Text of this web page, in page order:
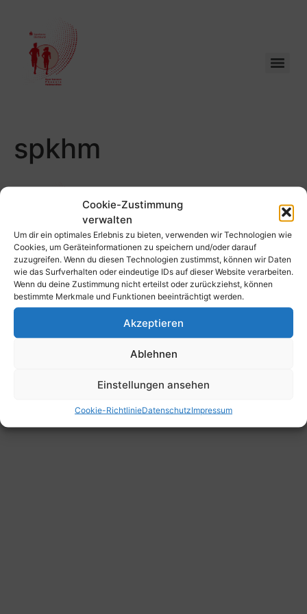
Cookie-Zustimmung
verwalten
Um dir ein optimales Erlebnis zu bieten, verwenden wir Technologien wie
Cookies, um Geräteinformationen zu speichern und/oder darauf
zuzugreifen. Wenn du diesen Technologien zustimmst, können wir Daten
wie das Surfverhalten oder eindeutige IDs auf dieser Website verarbeiten.
Wenn du deine Zustimmung nicht erteilst oder zurückziehst, können
bestimmte Merkmale und Funktionen beeinträchtigt werden.
Akzeptieren
Ablehnen
Einstellungen ansehen
Cookie-RichtlinieDatenschutzImpressum
spkhm